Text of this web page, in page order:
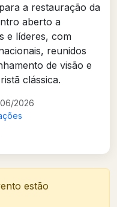
a restauração da
aberto a
e líderes, com
reunidos
de visão e
clássica.
2026
estão